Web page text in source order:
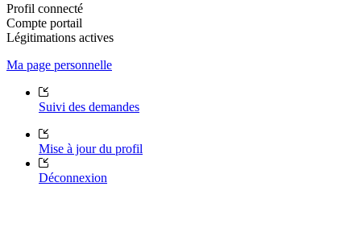
Profil connecté
Compte portail
Légitimations actives
Ma page personnelle
Suivi des demandes
Mise à jour du profil
Déconnexion